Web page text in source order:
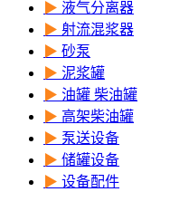
▶ 液气分离器
▶ 射流混浆器
▶ 砂泵
▶ 泥浆罐
▶ 油罐 柴油罐
▶ 高架柴油罐
▶ 泵送设备
▶ 储罐设备
▶ 设备配件